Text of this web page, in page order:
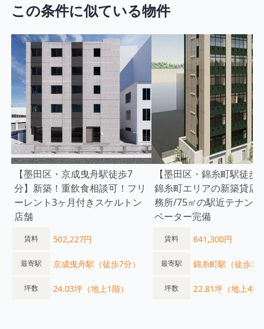
この条件に似ている物件
【墨田区・京成曳舟駅徒歩7
分】新築！重飲食相談可！フリ
ーレント3ヶ月付きスケルトン
店舗
賃料 502,227円
最寄駅 京成曳舟駅（徒歩7分）
坪数 24.03坪（地上1階）
【墨田区・錦糸町駅徒歩
錦糸町エリアの新築貸店
務所/75㎡の駅近テナン
ベーター完備
賃料 641,300円
最寄駅 錦糸町駅（徒歩3
坪数 22.81坪（地上4階